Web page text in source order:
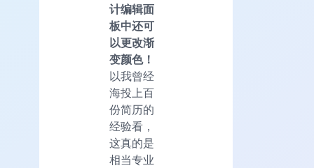
计编辑面
板中还可
以更改渐
变颜色！
以我曾经
海投上百
份简历的
经验看，
这真的是
相当专业